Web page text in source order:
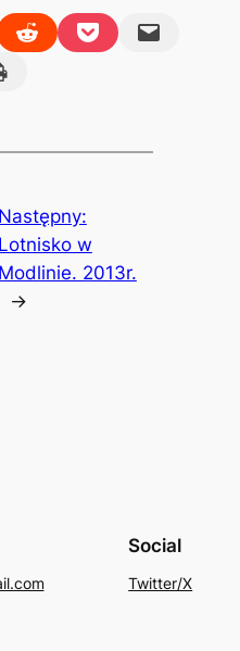
LinkedIn
Share on RedditShare on PocketEmail this Page
Page
Następny:
Lotnisko w
Modlinie. 2013r.
→
Social
Twitter/X